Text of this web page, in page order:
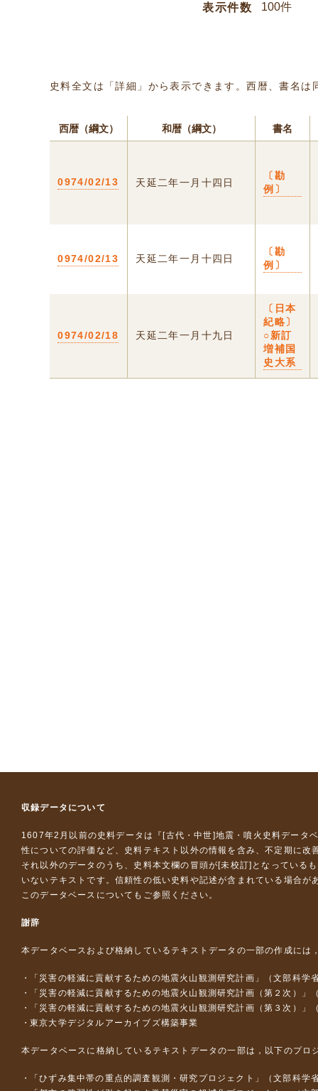
表示件数
史料全文は「詳細」から表示できます。西暦、書名
西暦（綱文） 和暦（綱文） 書名
0974/02/13 天延二年一月十四日
〔勘
例〕
0974/02/13 天延二年一月十四日
〔勘
例〕
0974/02/18 天延二年一月十九日
〔日本
紀略〕
○新訂
増補国
史大系
収録データについて
1607年2月以前の史料データは『 [古代・中世]地震・噴火史料データ
性についての評価など、史料テキスト以外の情報を含み、不定期に改
それ以外のデータのうち、史料本文欄の冒頭が[未校訂]となっている
いないテキストです。信頼性の低い史料や記述が含まれている場合が
このデータベースについて もご参照ください。
謝辞
本データベースおよび格納しているテキストデータの一部の作成には
「災害の軽減に貢献するための地震火山観測研究計画」（文部科学
「災害の軽減に貢献するための地震火山観測研究計画（第２次）」
「災害の軽減に貢献するための地震火山観測研究計画（第３次）」
東京大学デジタルアーカイブズ構築事業
本データベースに格納しているテキストデータの一部は，以下のプロ
「ひずみ集中帯の重点的調査観測・研究プロジェクト」（文部科